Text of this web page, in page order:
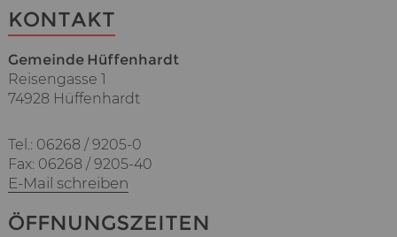
KONTAKT
Gemeinde Hüffenhardt
Reisengasse 1
74928 Hüffenhardt
Tel.: 06268 / 9205-0
Fax: 06268 / 9205-40
E-Mail schreiben
ÖFFNUNGSZEITEN